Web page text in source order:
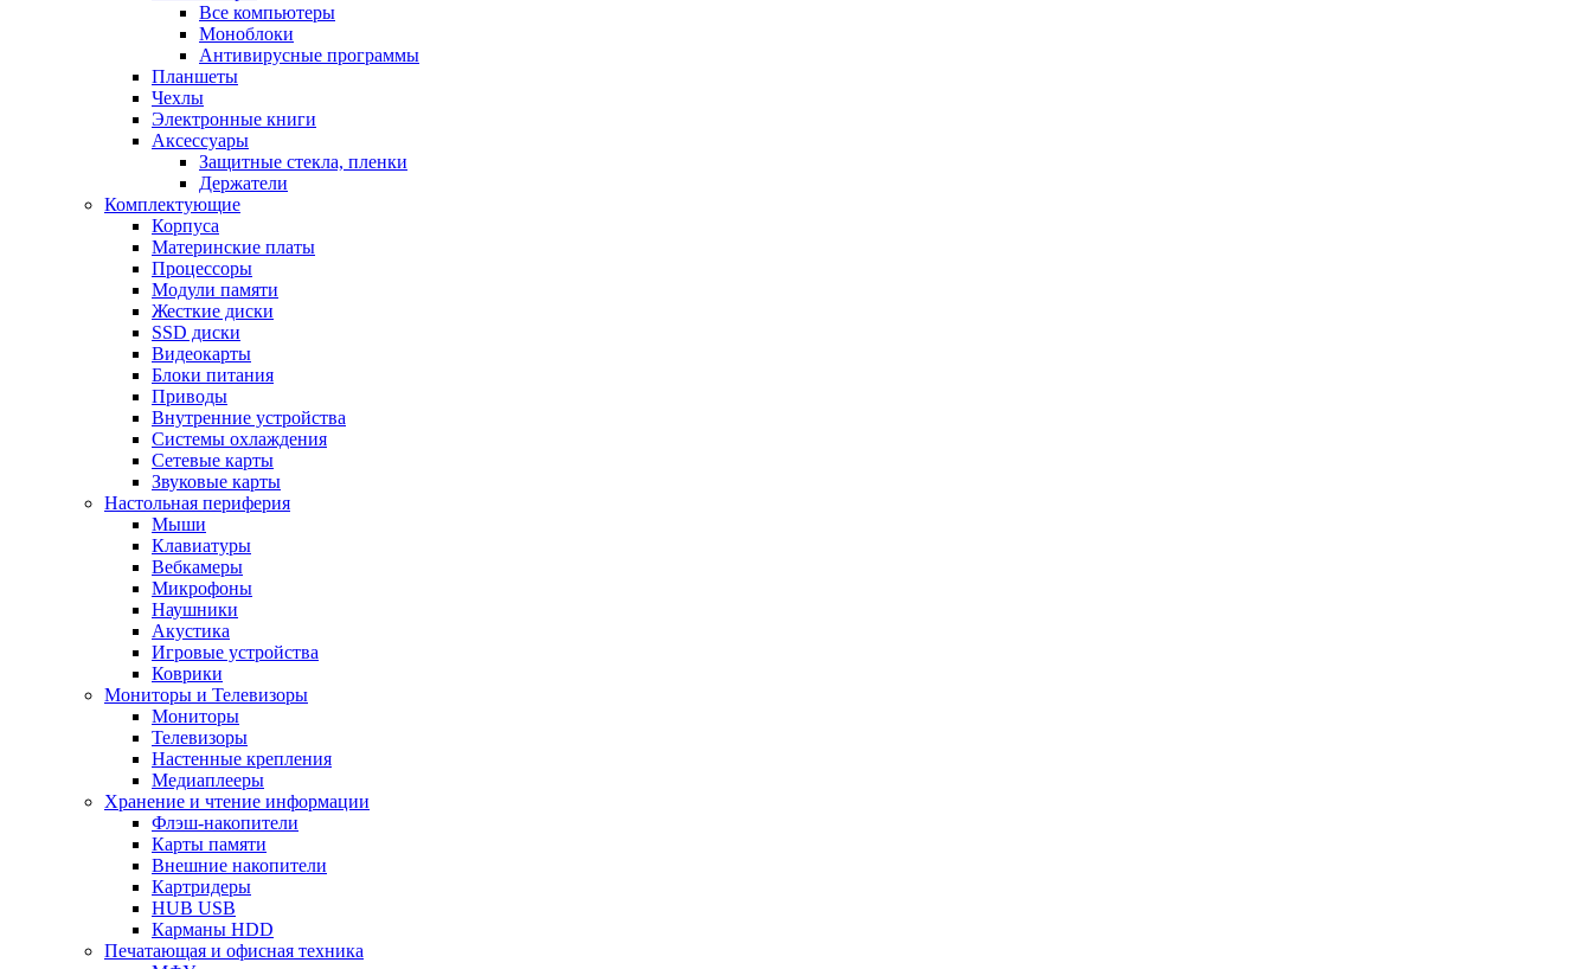
Все компьютеры
Моноблоки
Антивирусные программы
Планшеты
Чехлы
Электронные книги
Аксессуары
Защитные стекла, пленки
Держатели
Комплектующие
Корпуса
Материнские платы
Процессоры
Модули памяти
Жесткие диски
SSD диски
Видеокарты
Блоки питания
Приводы
Внутренние устройства
Системы охлаждения
Сетевые карты
Звуковые карты
Настольная периферия
Мыши
Клавиатуры
Вебкамеры
Микрофоны
Наушники
Акустика
Игровые устройства
Коврики
Мониторы и Телевизоры
Мониторы
Телевизоры
Настенные крепления
Медиаплееры
Хранение и чтение информации
Флэш-накопители
Карты памяти
Внешние накопители
Картридеры
HUB USB
Карманы HDD
Печатающая и офисная техника